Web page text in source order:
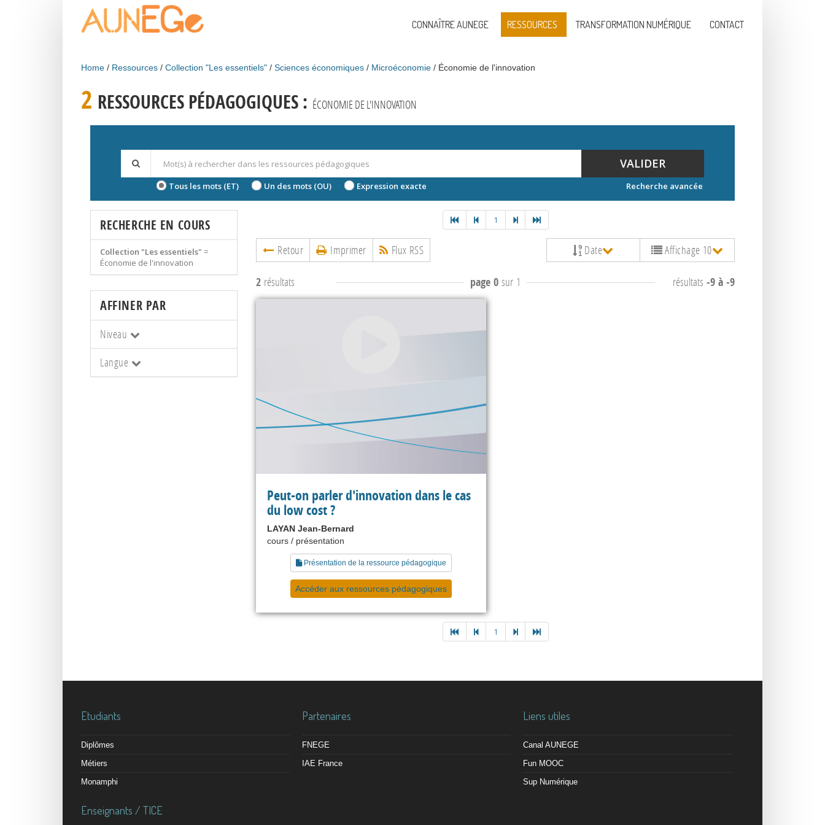
CONNAÎTRE AUNEGE RESSOURCES TRANSFORMATION NUMÉRIQUE CONTACT
Home Ressources Collection "Les essentiels" Sciences économiques Microéconomie Économie de l'innovation
2 RESSOURCES PÉDAGOGIQUES : ÉCONOMIE DE L'INNOVATION
VALIDER
Tous les mots (ET) Un des mots (OU) Expression exacte Recherche avancée
RECHERCHE EN COURS
Collection "Les essentiels" =
Économie de l'innovation
AFFINER PAR
Niveau
Langue
1
Retour Imprimer Flux RSS Date Affichage 10
2 résultats page 0sur 1 résultats -9 à -9
Peut-on parler d'innovation dans le cas
du low cost ?
LAYAN Jean-Bernard
cours / présentation
Présentation de la ressource pédagogique
Accéder aux ressources pédagogiques
1
Etudiants
Diplômes
Métiers
Monamphi
Enseignants / TICE
Partenaires
FNEGE
IAE France
Liens utiles
Canal AUNEGE
Fun MOOC
Sup Numérique